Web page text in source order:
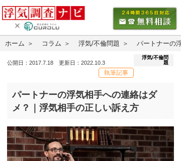
ホーム コラム 浮気/不倫問題 パートナーの
公開日：2017.7.18 更新日：2022.10.3
執筆記事
浮気/不倫問
題
パートナーの浮気相手への連絡はダ
メ？｜浮気相手の正しい訴え方